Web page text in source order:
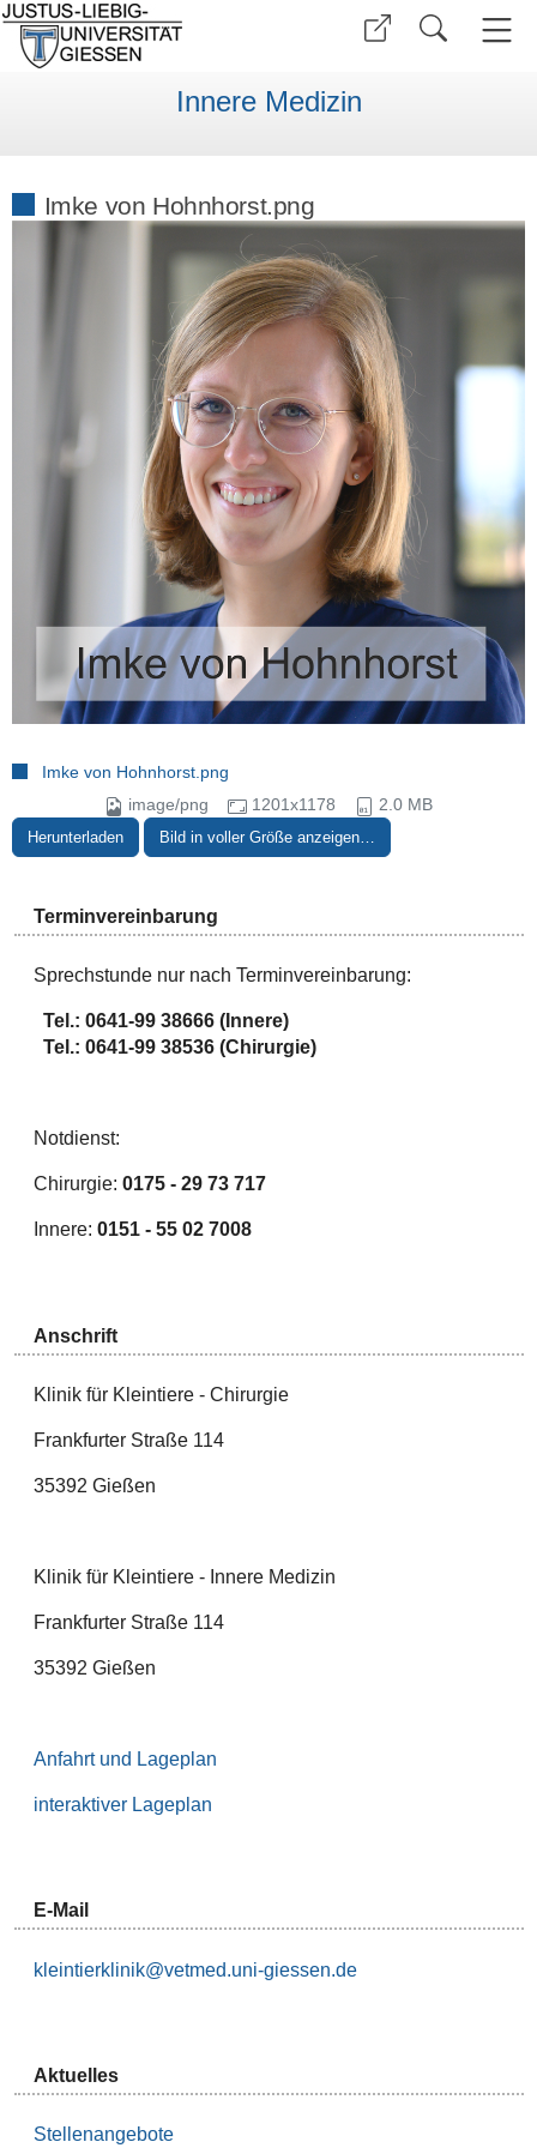
Innere Medizin
Imke von Hohnhorst.png
Imke von Hohnhorst.png
image/png
1201x1178 2.0 MB
Herunterladen Bild in voller Größe anzeigen…
Terminvereinbarung
Sprechstunde nur nach Terminvereinbarung:
Tel.: 0641-99 38666 (Innere)
Tel.: 0641-99 38536 (Chirurgie)
Notdienst:
Chirurgie: 0175 - 29 73 717
Innere: 0151 - 55 02 7008
Anschrift
Klinik für Kleintiere - Chirurgie
Frankfurter Straße 114
35392 Gießen
Klinik für Kleintiere - Innere Medizin
Frankfurter Straße 114
35392 Gießen
Anfahrt und Lageplan
interaktiver Lageplan
E-Mail
kleintierklinik@vetmed.uni-giessen.de
Aktuelles
Stellenangebote